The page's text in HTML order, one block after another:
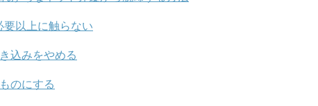
要以上に触らない
込みをやめる
のにする